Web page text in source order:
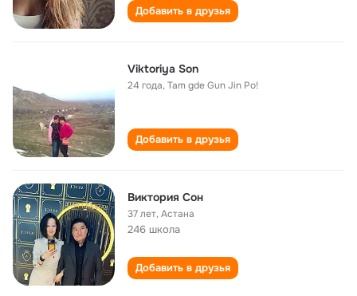
Добавить в друзья
Viktoriya Son
24 года,Tam gde Gun Jin Po!
Добавить в друзья
Виктория Сон
37 лет,Астана
246 школа
Добавить в друзья